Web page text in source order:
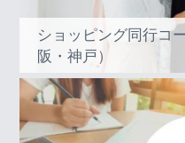
ショッピング同行コ
阪・神戸）